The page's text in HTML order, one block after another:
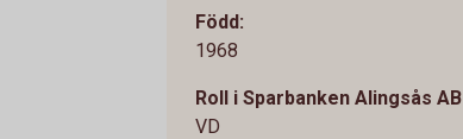
Född:
1968
Roll i Sparbanken Alingsås AB
VD